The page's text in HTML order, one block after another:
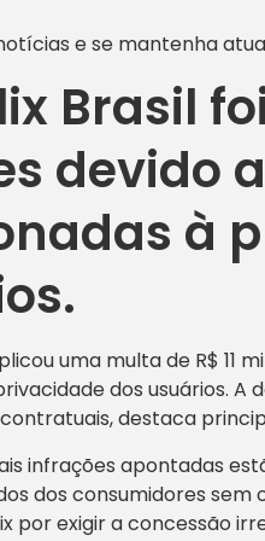
e se mantenha
Brasil
devido
à
uma multa de R$ 11
dos usuários.
destaca
infrações apontadas
dos consumidores
por exigir a concessão